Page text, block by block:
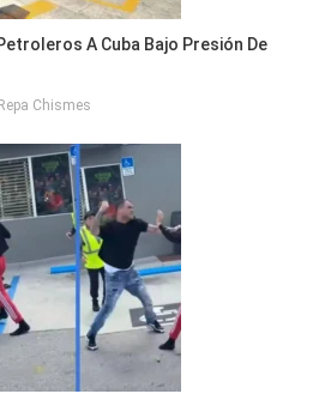
A Cuba Bajo Presión De
Repa Chismes